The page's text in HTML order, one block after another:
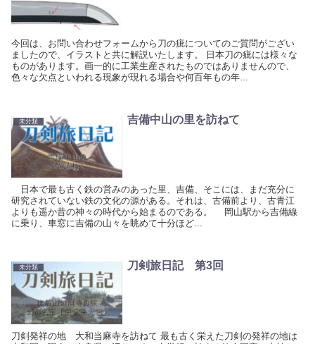
今回は、お問い合わせフォームから刀の疵についてのご質問がござい
ましたので、イラストと共に解説いたします。 日本刀の疵には様々な
ものがあります。画一的に工業生産されたものではありませんので、
色々な欠点といわれる現象が現れる場合や何百年もの年...
未分類 吉備中山の里を訪ねて
日本で最も古く鉄の営みのあった里、吉備、そこには、まだ充分に
研究されていない鉄の文化の源がある。それは、古備前より、古青江
よりも遥か昔の神々の時代から始まるのである。 岡山駅から吉備線
に乗り、車窓に吉備の山々を眺めて十分ほど...
未分類 刀剣旅日記 第3回
刀剣発祥の地 大和当麻寺を訪ねて 最も古く栄えた刀剣の発祥の地は